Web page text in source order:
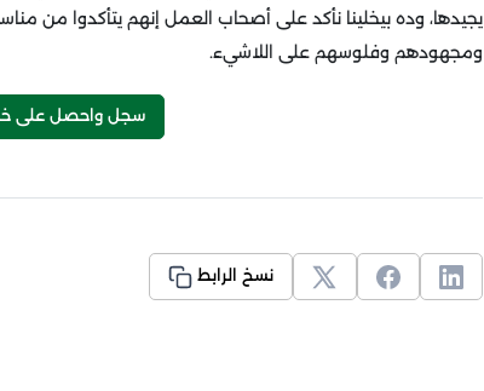
يجيدها، وده بيخلينا نأكد على أصحاب العمل إنهم يتأكدوا من
ومجهودهم وفلوسهم على اللاشيء.
سجل واحصل على خصم
نسخ الرابط